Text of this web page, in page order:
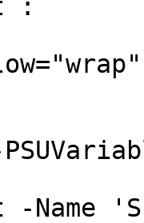
:
-Name